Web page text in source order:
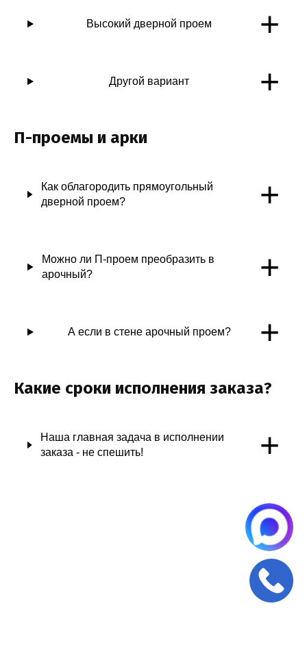
Высокий дверной проем +
Другой вариант +
П-проемы и арки
Как облагородить прямоугольный
дверной проем?
+
Можно ли П-проем преобразить в
арочный?
+
А если в стене арочный проем? +
Какие сроки исполнения заказа?
Наша главная задача в исполнении
заказа - не спешить!
+